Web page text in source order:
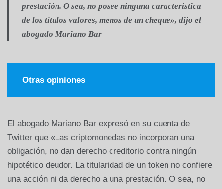
prestación. O sea, no posee ninguna característica
de los títulos valores, menos de un cheque», dijo el
abogado Mariano Bar
Otras opiniones
El abogado Mariano Bar expresó en su cuenta de
Twitter que «Las criptomonedas no incorporan una
obligación, no dan derecho creditorio contra ningún
hipotético deudor. La titularidad de un token no confiere
una acción ni da derecho a una prestación. O sea, no